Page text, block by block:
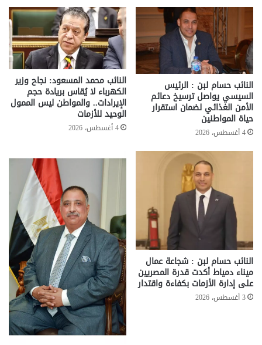
النائب حسام لبن : الرئيس
السيسي يواصل ترسيخ دعائم
الأمن الغذائي لضمان استقرار
حياة المواطنين
4 أغسطس، 2026
النائب محمد المسعود: نجاح وزير
الكهرباء لا يُقاس بريادة حجم
الإيرادات.. والمواطن ليس الممول
الوحيد للأزمات
4 أغسطس، 2026
النائب حسام لبن : شجاعة عمال
ميناء دمياط أكدت قدرة المصريين
على إدارة الأزمات بكفاءة واقتدار
3 أغسطس، 2026